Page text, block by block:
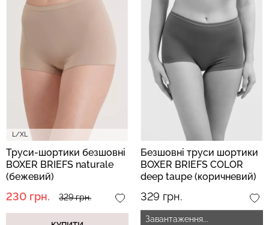
L/XL
Труси-шортики безшовні
BOXER BRIEFS naturale
(бежевий)
230 грн. 329 грн.
Безшовні труси шортики
BOXER BRIEFS COLOR
deep taupe (коричневий)
329 грн.
Завантаження...
Велосипедки з високою
талією TRACKS 01
384 грн.
Безшовні легінси
LEGGINGS (чорний) Giulia
482 грн. 689 грн.